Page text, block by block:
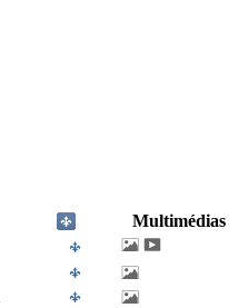
Multimédias